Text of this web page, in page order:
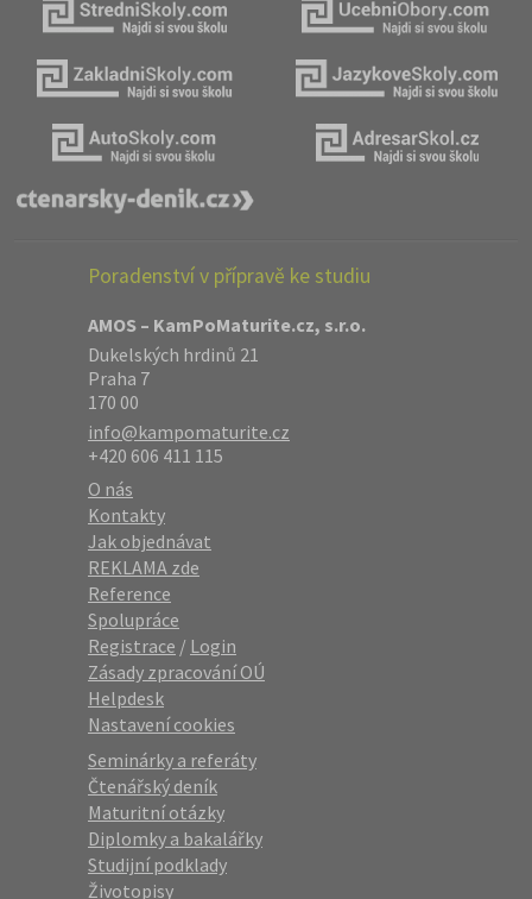
Poradenství v přípravě ke studiu
AMOS – KamPoMaturite.cz, s.r.o.
Dukelských hrdinů 21
Praha 7
170 00
info@kampomaturite.cz
+420 606 411 115
O nás
Kontakty
Jak objednávat
REKLAMA zde
Reference
Spolupráce
Registrace / Login
Zásady zpracování OÚ
Helpdesk
Nastavení cookies
Seminárky a referáty
Čtenářský deník
Maturitní otázky
Diplomky a bakalářky
Studijní podklady
Životopisy